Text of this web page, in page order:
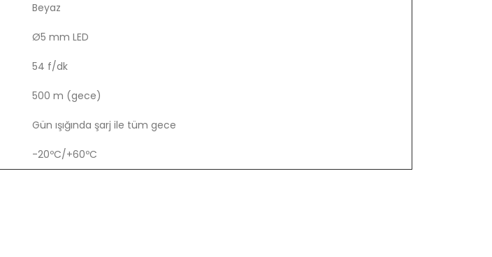
Beyaz
Ø5 mm LED
54 f/dk
500 m (gece)
Gün ışığında şarj ile tüm gece
-20ºC/+60ºC